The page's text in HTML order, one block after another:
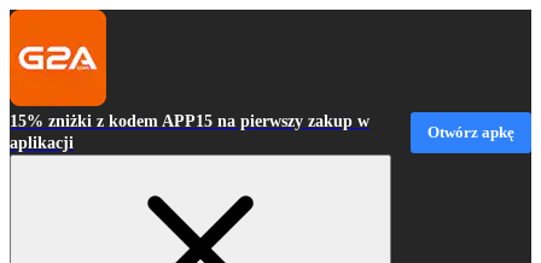
15% zniżki z kodem APP15 na pierwszy zakup w
aplikacji
Otwórz apkę